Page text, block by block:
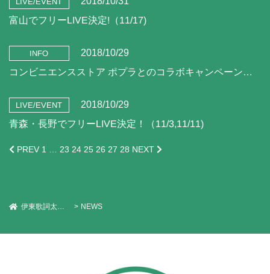
富山でフリーLIVE決定!（11/17)
INFO 2018/10/29
コンビニエンスストア ポプラとのコラボキャンペーン始動！
LIVE/EVENT 2018/10/29
青森・長野でフリーLIVE決定！（11/3,11/11)
PREV 1 23 24 25 26 27 28 NEXT
伊東歌詞太郎 Official Web Site NEWS